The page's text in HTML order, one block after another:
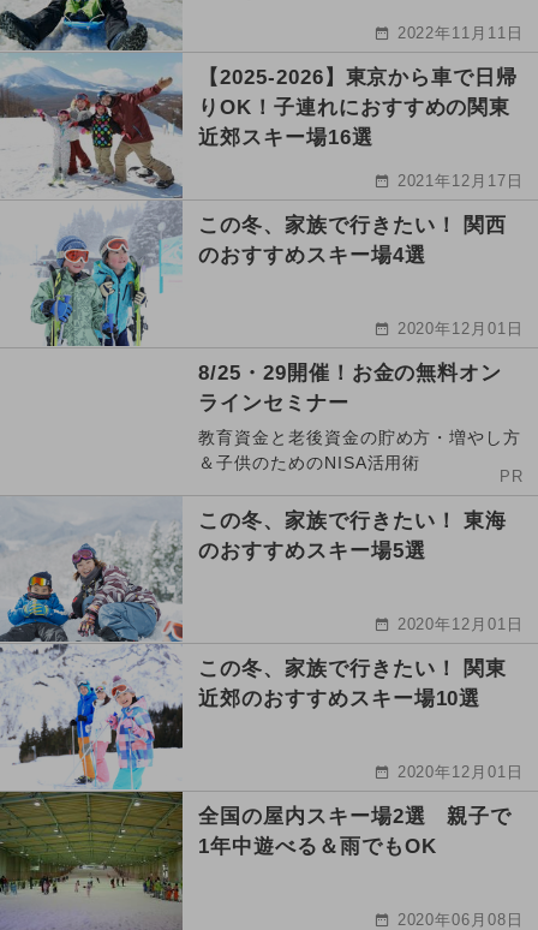
2022年11月11日
【2025-2026】東京から車で日帰
りOK！子連れにおすすめの関東
近郊スキー場16選
2021年12月17日
この冬、家族で行きたい！ 関西
のおすすめスキー場4選
2020年12月01日
8/25・29開催！お金の無料オン
ラインセミナー
教育資金と老後資金の貯め方・増やし方
＆子供のためのNISA活用術
PR
この冬、家族で行きたい！ 東海
のおすすめスキー場5選
2020年12月01日
この冬、家族で行きたい！ 関東
近郊のおすすめスキー場10選
2020年12月01日
全国の屋内スキー場2選 親子で
1年中遊べる＆雨でもOK
2020年06月08日